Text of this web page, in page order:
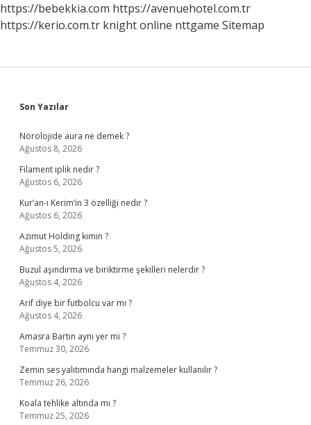
https://bebekkia.com https://avenuehotel.com.tr
https://kerio.com.tr knight online nttgame Sitemap
Sidebar
Son Yazılar
Nörolojide aura ne demek ?
Ağustos 8, 2026
Filament iplik nedir ?
Ağustos 6, 2026
Kur’an-ı Kerim’in 3 özelliği nedir ?
Ağustos 6, 2026
Azimut Holding kimin ?
Ağustos 5, 2026
Buzul aşındırma ve biriktirme şekilleri nelerdir ?
Ağustos 4, 2026
Arif diye bir futbolcu var mı ?
Ağustos 4, 2026
Amasra Bartın aynı yer mi ?
Temmuz 30, 2026
Zemin ses yalıtımında hangi malzemeler kullanılır ?
Temmuz 26, 2026
Koala tehlike altında mı ?
Temmuz 25, 2026